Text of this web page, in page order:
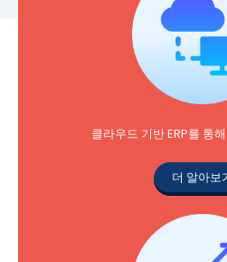
클라우드 기반 ERP를 통
더 알아보